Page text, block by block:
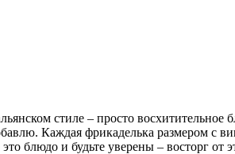
стиле – просто
Каждая фрикаделька размером с
блюдо и будьте уверены – восторг от